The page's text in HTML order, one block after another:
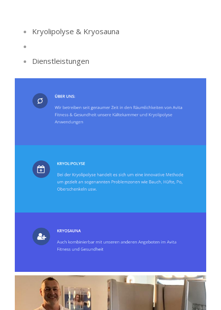
Kryolipolyse & Kryosauna
Dienstleistungen